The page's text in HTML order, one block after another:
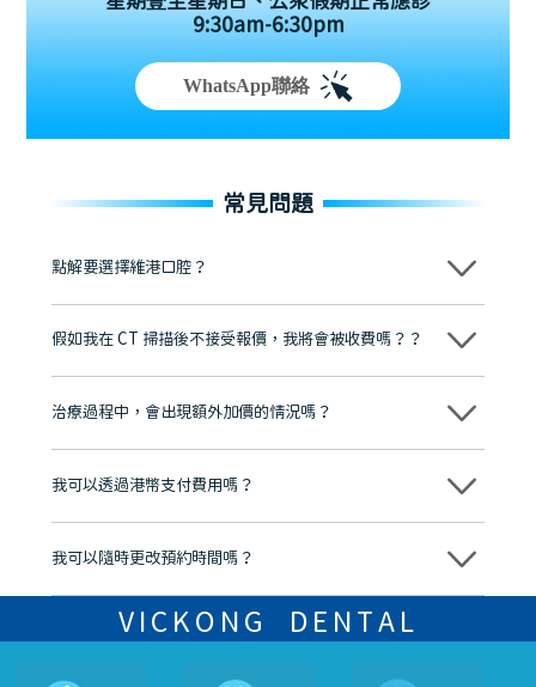
9:30am-6:30pm
WhatsApp聯絡
常見問題
點解要選擇維港口腔？
維港口腔踐行「醫道濟世」的大學校訓，各分院匯聚來自香港、內地的
牌」、「2025香港企業領袖品牌」，是諾貝爾種植系統全球放心植牙中
至今已服務超過三十個國家和地區的顧客，受到粵港澳大灣區及周邊城
市市民極高的口碑評價及信任推薦 珠海、深圳設有八大分院，香港亦設
有咨詢及服務保障中心，有任何問題都可以隨時預約免費咨詢，讓人十
假如我在 CT 掃描後不接受報價，我將會被收費嗎？？
不會！只要未開始實際服務之前，你不會被收取任何費用。
治療過程中，會出現額外加價的情況嗎？
不會，治療前我們會詳細說明治療方案及對應的價錢，顧客同意並簽字
我可以透過港幣支付費用嗎？
可以。維港口腔會按照當日匯率轉算收取費用，而匯率會及時告知客人
我可以隨時更改預約時間嗎？
可以，請盡早通過wechat或whatsapp聯絡我們，告知我們你原本預約
的時間及資料，並且重新預約的日期及時段
VICKONG DENTAL